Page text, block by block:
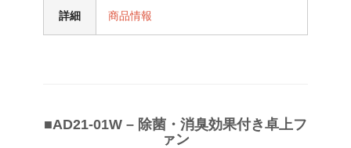
詳細 商品情報
■AD21-01W – 除菌・消臭効果付き卓上フ
ァン